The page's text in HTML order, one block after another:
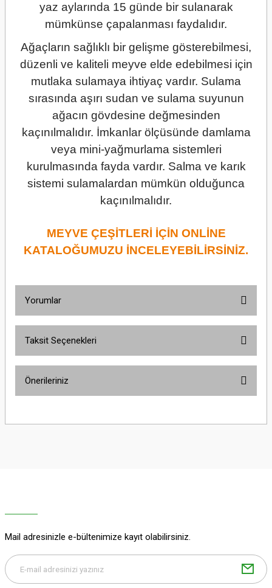
yaz aylarında 15 günde bir sulanarak
mümkünse çapalanması faydalıdır.
Ağaçların sağlıklı bir gelişme gösterebilmesi,
düzenli ve kaliteli meyve elde edebilmesi için
mutlaka sulamaya ihtiyaç vardır. Sulama
sırasında aşırı sudan ve sulama suyunun
ağacın gövdesine değmesinden
kaçınılmalıdır. İmkanlar ölçüsünde damlama
veya mini-yağmurlama sistemleri
kurulmasında fayda vardır. Salma ve karık
sistemi sulamalardan mümkün olduğunca
kaçınılmalıdır.
MEYVE ÇEŞİTLERİ İÇİN ONLİNE
KATALOĞUMUZU İNCELEYEBİLİRSİNİZ.
Yorumlar
Taksit Seçenekleri
Önerileriniz
yetersiz gördüğünüz noktaları öneri formunu kullanarak tarafımıza
Bu ürüne benzer farklı alternatifler olmalı.
Mail adresinizle e-bültenimize kayıt olabilirsiniz.